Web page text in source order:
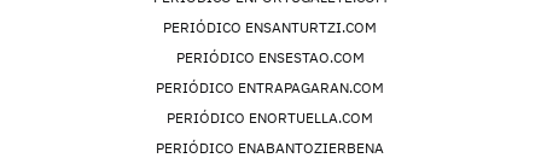
PERIÓDICO ENSANTURTZI.COM
PERIÓDICO ENSESTAO.COM
PERIÓDICO ENTRAPAGARAN.COM
PERIÓDICO ENORTUELLA.COM
PERIÓDICO ENABANTOZIERBENA